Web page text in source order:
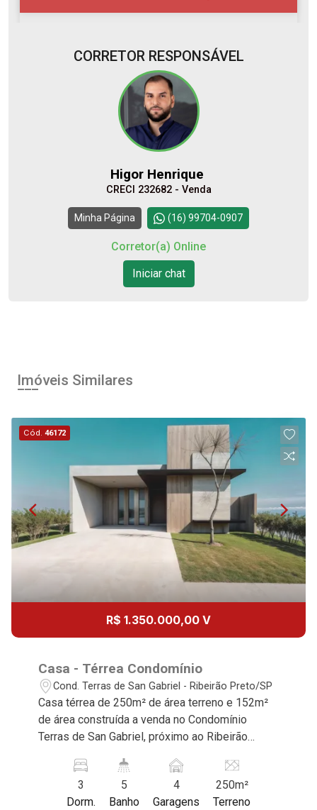
Continuar
CORRETOR RESPONSÁVEL
Higor Henrique
CRECI 232682 - Venda
Minha Página (16) 99704-0907
Corretor(a) Online
Iniciar chat
Imóveis Similares
Cód.46172
R$ 1.350.000,00 V
Casa - Térrea Condomínio
Cond. Terras de San Gabriel - Ribeirão Preto/SP
Casa térrea de 250m² de área terreno e 152m²
de área construída a venda no Condomínio
Terras de San Gabriel, próximo ao Ribeirão
Ribeirão Preto/SP. Conheça as características
deste imóvel que a Martinelli Imobiliária
selecionou para você: - 250m² de área terreno e
3
Dorm.
5
Banho
4
Garagens
250m²
Terreno